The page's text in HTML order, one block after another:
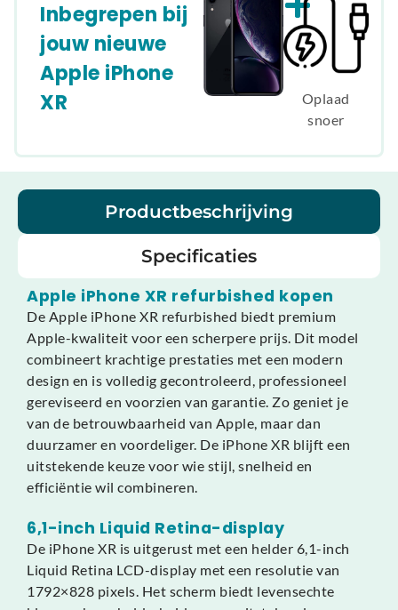
Inbegrepen bij
jouw nieuwe
Apple iPhone
XR
Oplaad
snoer
Productbeschrijving
Specificaties
Apple iPhone XR refurbished kopen
De Apple iPhone XR refurbished biedt premium
Apple-kwaliteit voor een scherpere prijs. Dit model
combineert krachtige prestaties met een modern
design en is volledig gecontroleerd, professioneel
gereviseerd en voorzien van garantie. Zo geniet je
van de betrouwbaarheid van Apple, maar dan
duurzamer en voordeliger. De iPhone XR blijft een
uitstekende keuze voor wie stijl, snelheid en
efficiëntie wil combineren.
6,1-inch Liquid Retina-display
De iPhone XR is uitgerust met een helder 6,1-inch
Liquid Retina LCD-display met een resolutie van
1792×828 pixels. Het scherm biedt levensechte